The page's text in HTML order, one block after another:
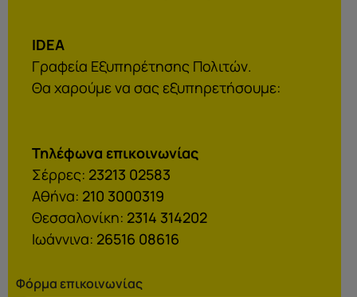
IDEA
Γραφεία Εξυπηρέτησης Πολιτών.
Θα χαρούμε να σας εξυπηρετήσουμε:
Τηλέφωνα επικοινωνίας
Σέρρες: 23213 02583
Αθήνα: 210 3000319
Θεσσαλονίκη: 2314 314202
Ιωάννινα: 26516 08616
Φόρμα επικοινωνίας